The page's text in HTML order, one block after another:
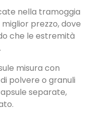
nella tramoggia
prezzo, dove
che le estremità
misura con
polvere o granuli
separate,